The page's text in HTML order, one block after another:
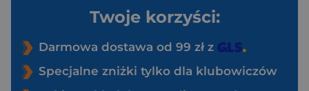
Twoje korzyści:
Darmowa dostawa od 99 zł z
Specjalne zniżki tylko dla klubowiczów